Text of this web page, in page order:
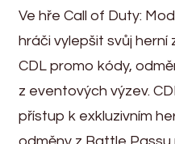
Ve hře Call of Duty:
hráči vylepšit svůj herní
CDL promo kódy,
z eventových výzev.
přístup k exkluzivním